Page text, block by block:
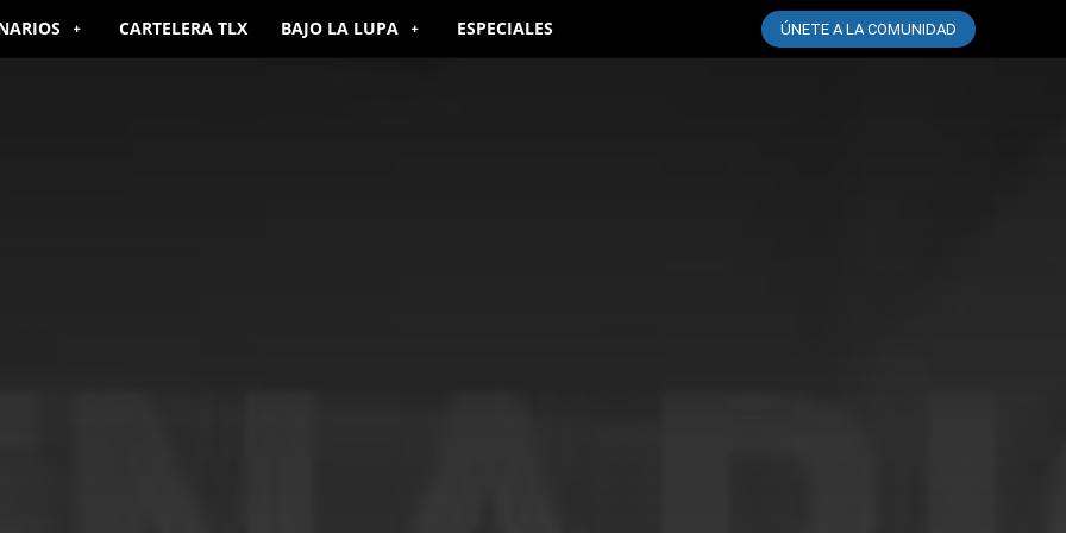
CARTELERA TLX BAJO LA LUPA ESPECIALES ÚNETE A LA COMUNIDAD